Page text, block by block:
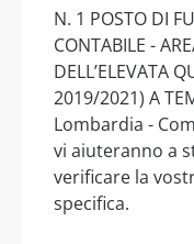
N. 1 POSTO DI
CONTABILE -
DELL’ELEVATA
2019/2021) A
Lombardia -
vi aiuteranno a
verificare la
specifica.